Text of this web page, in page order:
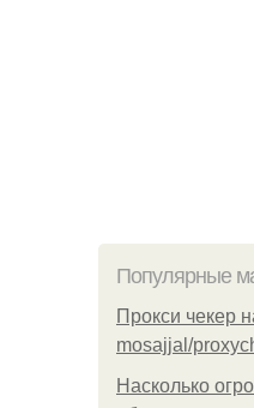
Популярные
Прокси чекер
mosajjal/
Насколько